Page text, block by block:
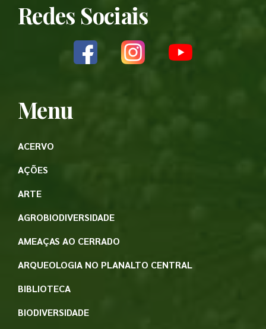
Redes Sociais
Menu
ACERVO
AÇÕES
ARTE
AGROBIODIVERSIDADE
AMEAÇAS AO CERRADO
ARQUEOLOGIA NO PLANALTO CENTRAL
BIBLIOTECA
BIODIVERSIDADE